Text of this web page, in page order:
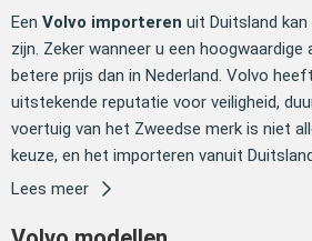
Een Volvo importeren uit Duitsland
zijn. Zeker wanneer u een
betere prijs dan in Nederland. Volvo
uitstekende reputatie voor veiligheid,
voertuig van het Zweedse merk is niet
keuze, en het importeren vanuit
investering.
7.238 Volvo's uit Duitsland
Lees meer